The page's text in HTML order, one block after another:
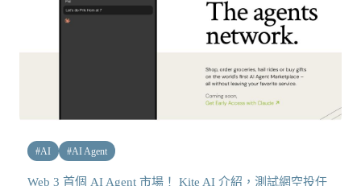
#AI #AI Agent
Web 3 首個 AI Agent 市場！ Kite AI 介紹，測試網空投任